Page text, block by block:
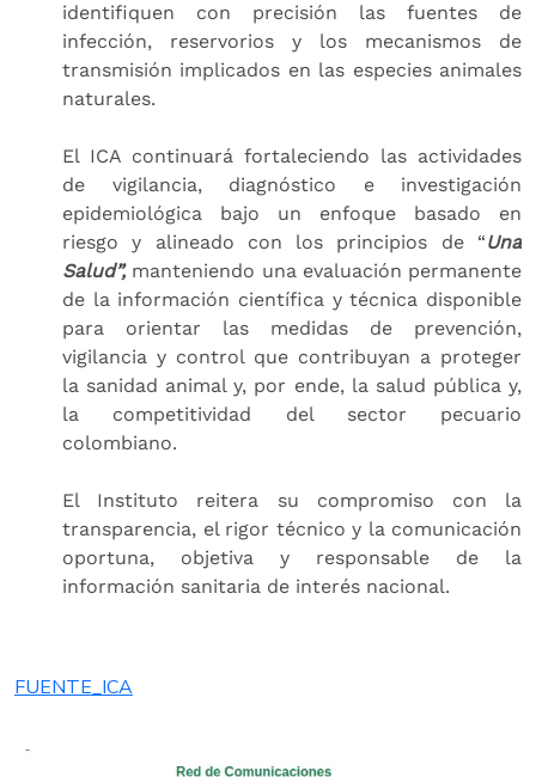
identifiquen con precisión las fuentes de
infección, reservorios y los mecanismos de
transmisión implicados en las especies animales
naturales.
El ICA continuará fortaleciendo las actividades
de vigilancia, diagnóstico e investigación
epidemiológica bajo un enfoque basado en
riesgo y alineado con los principios de “Una
Salud”,manteniendo una evaluación permanente
de la información científica y técnica disponible
para orientar las medidas de prevención,
vigilancia y control que contribuyan a proteger
la sanidad animal y, por ende, la salud pública y,
la competitividad del sector pecuario
colombiano.
El Instituto reitera su compromiso con la
transparencia, el rigor técnico y la comunicación
oportuna, objetiva y responsable de la
información sanitaria de interés nacional.
FUENTE_ICA